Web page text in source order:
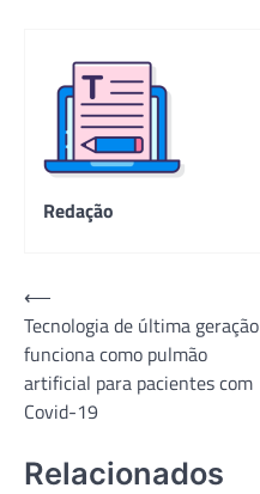
Redação
Navegação
de
Post
⟵
Tecnologia de última geração
funciona como pulmão
artificial para pacientes com
Covid-19
Relacionados